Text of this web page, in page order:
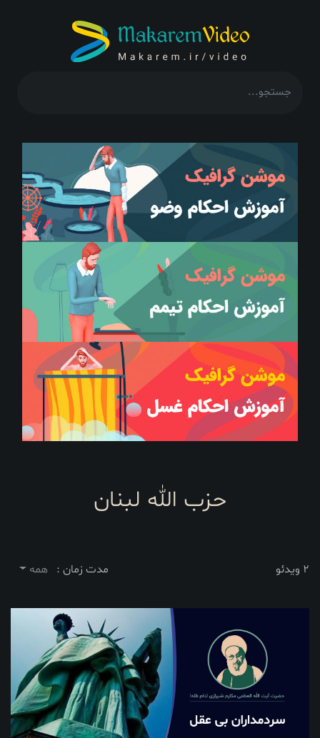
حزب الله لبنان
2 ویدئو مدت زمان : همه